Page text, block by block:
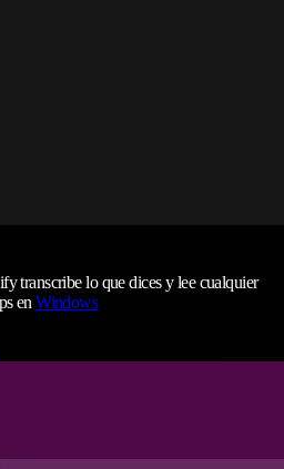
transcribe lo que dices y lee cualquier
enWindows